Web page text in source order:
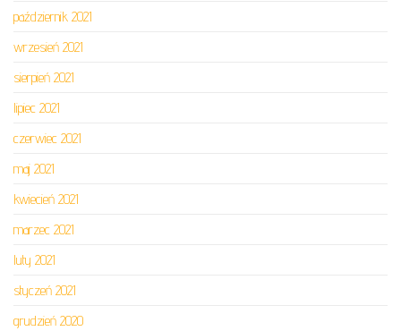
październik 2021
wrzesień 2021
sierpień 2021
lipiec 2021
czerwiec 2021
maj 2021
kwiecień 2021
marzec 2021
luty 2021
styczeń 2021
grudzień 2020